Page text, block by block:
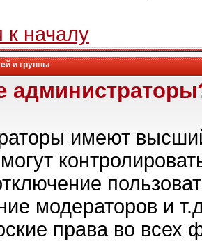
к началу
и группы
имеют
модераторов и
права во всех